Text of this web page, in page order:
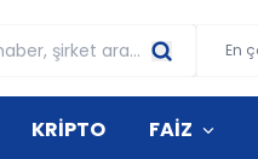
En
KRİPTO FAİZ